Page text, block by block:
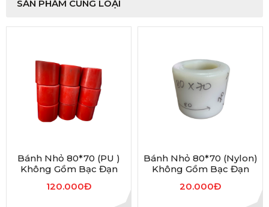
SẢN PHẨM CÙNG LOẠI
Bánh Nhỏ 80*70 (PU )
Không Gồm Bạc Đạn
120.000Đ
Bánh Nhỏ 80*70 (nylon)
Không Gồm Bạc Đạn
20.000Đ